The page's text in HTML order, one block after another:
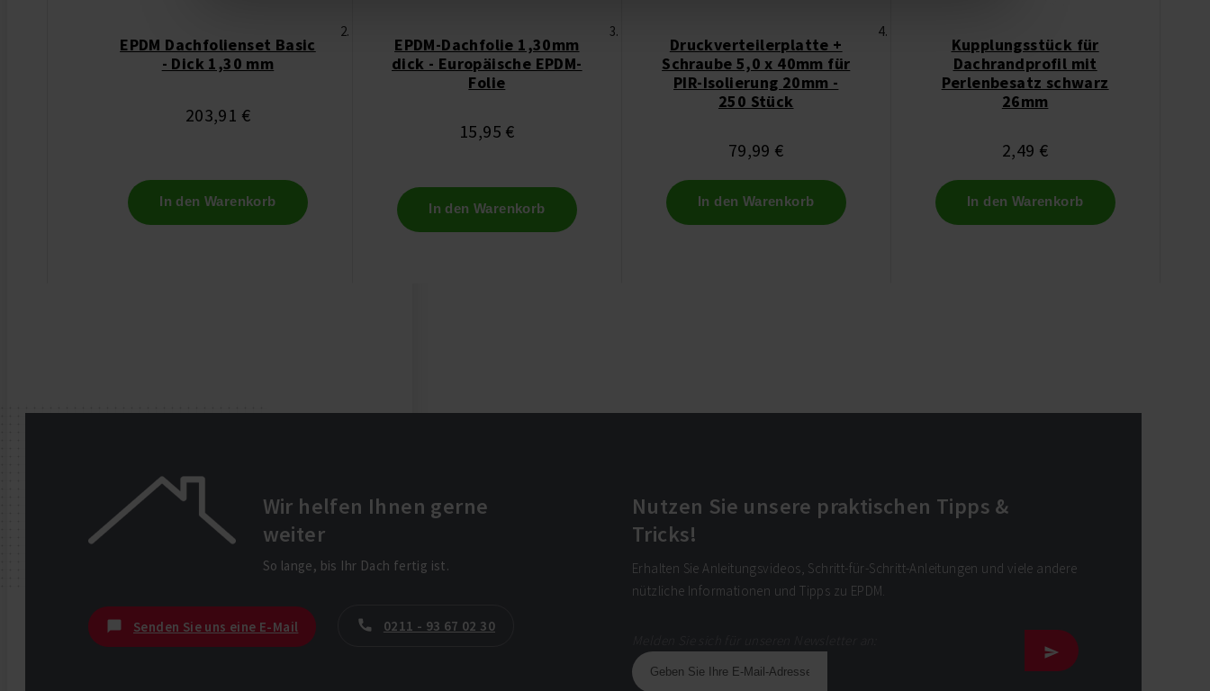
EPDM Dachfolienset Basic
- Dick 1,30 mm
203,91 €
In den Warenkorb
EPDM-Dachfolie 1,30mm
dick - Europäische EPDM-
Folie
15,95 €
In den Warenkorb
Druckverteilerplatte +
Schraube 5,0 x 40mm für
PIR-Isolierung 20mm -
250 Stück
79,99 €
In den Warenkorb
Kupplungsstück für
Dachrandprofil mit
Perlenbesatz schwarz
26mm
2,49 €
In den Warenkorb
Wir helfen Ihnen gerne
weiter
So lange, bis Ihr Dach fertig ist.
Senden Sie uns eine E-Mail 0211 - 93 67 02 30
Nutzen Sie unsere praktischen Tipps &
Tricks!
Erhalten Sie Anleitungsvideos, Schritt-für-Schritt-Anleitungen und viele andere
nützliche Informationen und Tipps zu EPDM.